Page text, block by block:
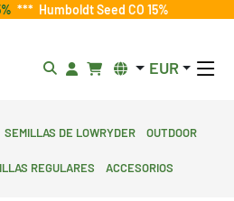
*** Humboldt Seed CO 15%
EUR
Semillas de lowryder Outdoor
regulares Accesorios